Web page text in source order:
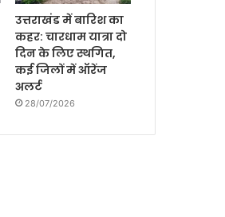
उत्तराखंड में बारिश का
कहर: चारधाम यात्रा दो
दिन के लिए स्थगित,
कई जिलों में ऑरेंज
अलर्ट
28/07/2026